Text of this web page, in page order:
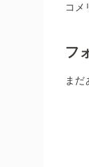
コメ
フ
まだ